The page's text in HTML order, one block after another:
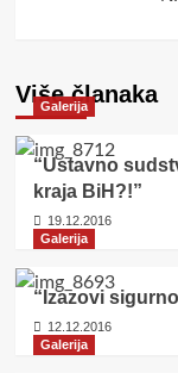
Više članaka
Galerija
“Ustavno
kraja BiH?!”
19.12.2016
Galerija
“Izazovi
12.12.2016
Galerija